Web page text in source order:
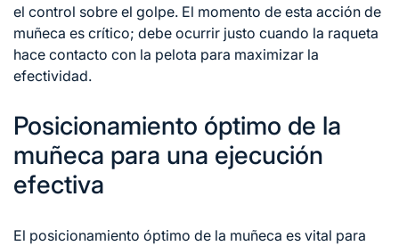
el control sobre el golpe. El momento de esta acción de
muñeca es crítico; debe ocurrir justo cuando la raqueta
hace contacto con la pelota para maximizar la
efectividad.
Posicionamiento óptimo de la
muñeca para una ejecución
efectiva
El posicionamiento óptimo de la muñeca es vital para